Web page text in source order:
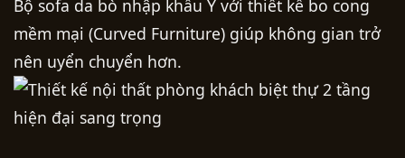
Bộ sofa da bò nhập khẩu Ý với thiết kế bo cong
mềm mại (Curved Furniture) giúp không gian trở
nên uyển chuyển hơn.